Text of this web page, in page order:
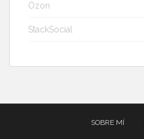
Ozon
StackSocial
SOBRE MÍ